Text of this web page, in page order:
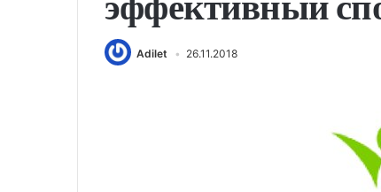
Adilet 26.11.2018